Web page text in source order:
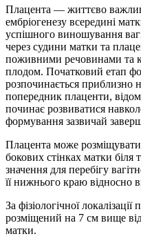
Плацента — життєво
ембріогенезу всередині
успішного виношування
через судини матки та
поживними речовинами та
плодом. Початковий етап
розпочинається приблизно
попередник плаценти,
починає розвиватися
формування зазвичай
Плацента може
бокових стінках матки
значення для перебігу
її нижнього краю відносно
За фізіологічної
розміщений на 7 см вище
матки.